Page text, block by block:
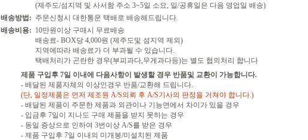
(제주도/섬지역 및 사서함 주소 3~5일 소요, 일/공휴일은 다음 영업일 배송)
배송방법: 주문신청시 대한통운 택배로 배송해드립니다.
배송비용: 10만원이상 구매시 무료배송
배송료- BOX당 4,000원 (제주도및 섬지역 제외)
지역에따라 배송료가 더 부과될 수 있습니다.
택배처리가 곤란한 경우(부피과다,무게과다등)는 별도 협의처리 합니다
제품 구입후 7일 이내에 다음사항이 발생할 경우 반품및 교환이 가능합니다.
- 배달된 제품자체의 이상인경우 반품/교환해 드립니다.
(단, 일정제품은 먼저 제조원 A/S의뢰 후 A/S기사의 판정을 거쳐야 합니다.)
- 배달된 제품이 주문한 제품과 외관이나 기능면에서 차이가 있을 경우
- 입금후 7일이 지나도 구매 제품을 받지 못하는 경우
- 동일 증상으로 인하여 3번이상 A/S를 받은 경우
- 제품 구입후 7일 이내의 미개봉/미설치된 제품